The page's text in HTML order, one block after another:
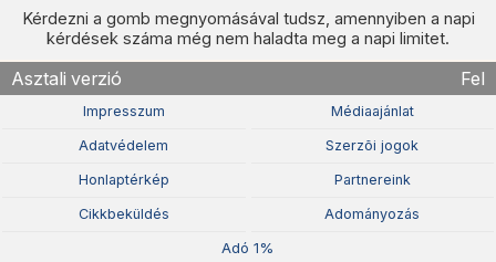
Kérdezni a gomb megnyomásával tudsz, amennyiben a napi
kérdések száma még nem haladta meg a napi limitet.
Asztali verzió Fel
Impresszum Médiaajánlat
Adatvédelem Szerzõi jogok
Honlaptérkép Partnereink
Cikkbeküldés Adományozás
Adó 1%